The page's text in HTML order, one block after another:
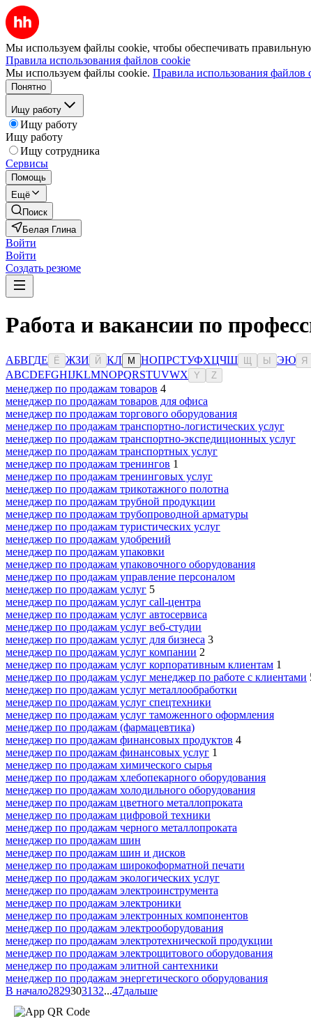
Мы используем файлы cookie, чтобы обеспечивать правильную
Правила использования файлов cookie
Мы используем файлы cookie. Правила использования файлов
Понятно
Ищу работу
Ищу работу
Ищу работу
Ищу сотрудника
Сервисы
Помощь
Ещё
Поиск
Белая Глина
Войти
Войти
Создать резюме
Работа и вакансии по
АБВГДЕ Ё ЖЗИ Й КЛ М НОПРСТУФХЦЧШ Ы ЭЮ Я
ABCDEFGHIJKLMNOPQRSTUVWX Y Z
менеджер по продажам товаров 4
менеджер по продажам товаров для офиса
менеджер по продажам торгового оборудования
менеджер по продажам транспортно-логистических услуг
менеджер по продажам транспортно-экспедиционных услуг
менеджер по продажам транспортных услуг
менеджер по продажам тренингов 1
менеджер по продажам тренинговых услуг
менеджер по продажам трикотажного полотна
менеджер по продажам трубной продукции
менеджер по продажам трубопроводной арматуры
менеджер по продажам туристических услуг
менеджер по продажам удобрений
менеджер по продажам упаковки
менеджер по продажам упаковочного оборудования
менеджер по продажам управление персоналом
менеджер по продажам услуг 5
менеджер по продажам услуг call-центра
менеджер по продажам услуг автосервиса
менеджер по продажам услуг веб-студии
менеджер по продажам услуг для бизнеса 3
менеджер по продажам услуг компании 2
менеджер по продажам услуг корпоративным клиентам 1
менеджер по продажам услуг менеджер по работе с клиентами
менеджер по продажам услуг металлообработки
менеджер по продажам услуг спецтехники
менеджер по продажам услуг таможенного оформления
менеджер по продажам (фармацевтика)
менеджер по продажам финансовых продуктов 4
менеджер по продажам финансовых услуг 1
менеджер по продажам химического сырья
менеджер по продажам хлебопекарного оборудования
менеджер по продажам холодильного оборудования
менеджер по продажам цветного металлопроката
менеджер по продажам цифровой техники
менеджер по продажам черного металлопроката
менеджер по продажам шин
менеджер по продажам шин и дисков
менеджер по продажам широкоформатной печати
менеджер по продажам экологических услуг
менеджер по продажам электроинструмента
менеджер по продажам электроники
менеджер по продажам электронных компонентов
менеджер по продажам электрооборудования
менеджер по продажам электротехнической продукции
менеджер по продажам электрощитового оборудования
менеджер по продажам элитной сантехники
менеджер по продажам энергетического оборудования
В начало2829303132...47дальше